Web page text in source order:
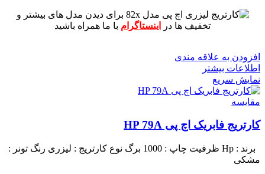
برای دیدن مدل های بیشتر و
تخفیف ها در
اینستاگرام با ما همراه باشید
افزودن به علاقه مندی
اطلاعات بیشتر
نمایش سریع
مقايسه
کارتریج فابریک اچ پی HP 79A
برند : Hp ظرفیت چاپ : 1000 برگ نوع کارتریج : لیزری رنگ تونر :
مشکی